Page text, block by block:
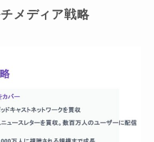
メディア戦略